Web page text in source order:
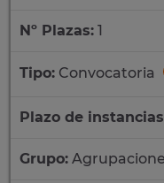
Nº Plazas: 1
Tipo: Convocatoria
Plazo de
Grupo: